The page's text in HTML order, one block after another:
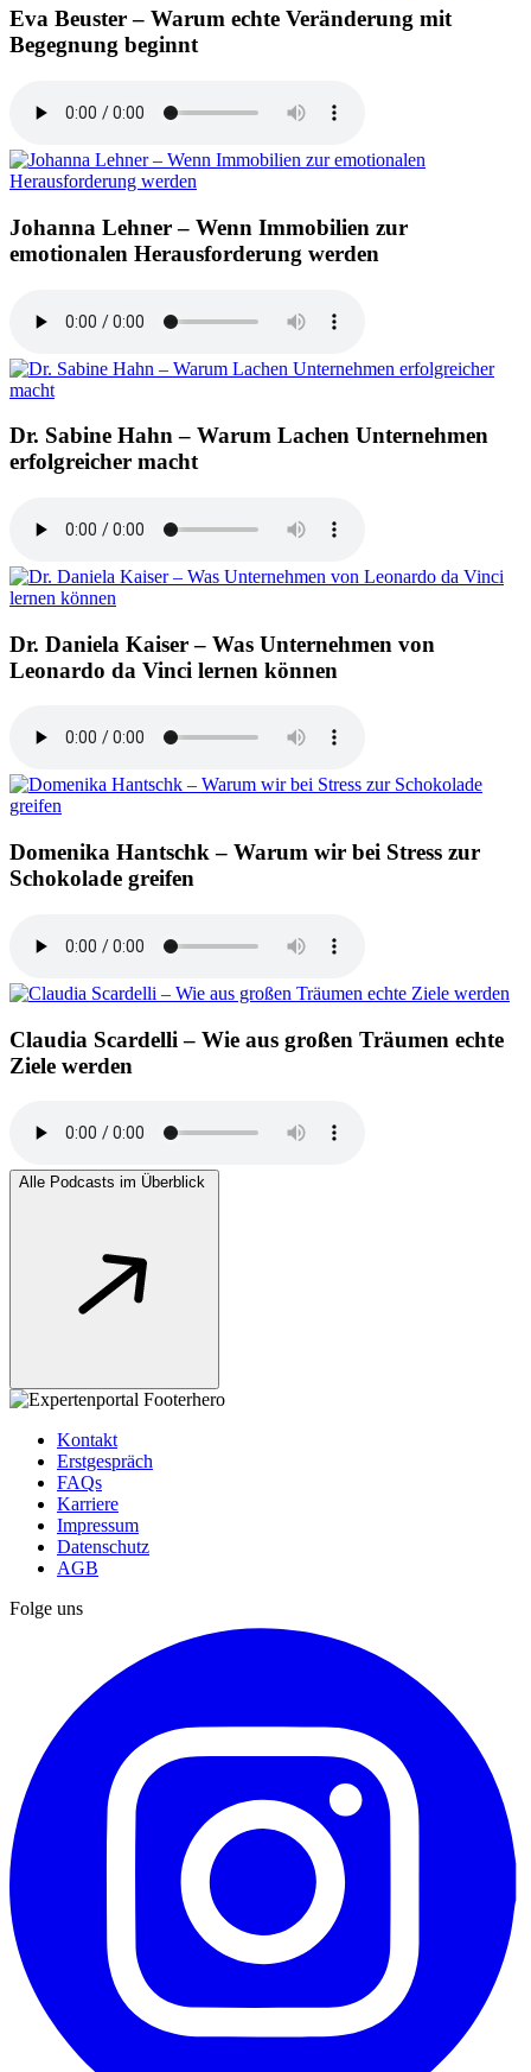
Eva Beuster – Warum echte Veränderung mit
Begegnung beginnt
Johanna Lehner – Wenn Immobilien zur
emotionalen Herausforderung werden
Dr. Sabine Hahn – Warum Lachen Unternehmen
erfolgreicher macht
Dr. Daniela Kaiser – Was Unternehmen von
Leonardo da Vinci lernen können
Domenika Hantschk – Warum wir bei Stress zur
Schokolade greifen
Claudia Scardelli – Wie aus großen Träumen echte
Ziele werden
Alle Podcasts im Überblick
Kontakt
Erstgespräch
FAQs
Karriere
Impressum
Datenschutz
AGB
Folge uns